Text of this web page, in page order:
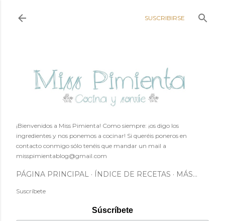
SUSCRIBIRSE
¡Bienvenidos a Miss Pimienta! Como siempre: ¡os digo los
ingredientes y nos ponemos a cocinar! Si queréis poneros en
contacto conmigo sólo tenéis que mandar un mail a
misspimientablog@gmail.com
PÁGINA PRINCIPAL ÍNDICE DE RECETAS MÁS…
Suscríbete
Súscríbete